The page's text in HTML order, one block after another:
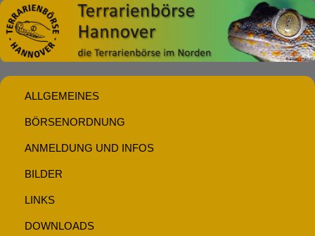
ALLGEMEINES
BÖRSENORDNUNG
ANMELDUNG UND INFOS
BILDER
LINKS
DOWNLOADS